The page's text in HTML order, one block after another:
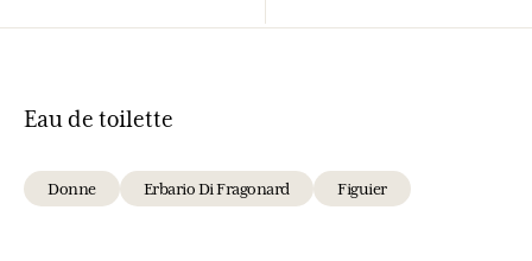
Eau de toilette
Donne Erbario Di Fragonard Figuier